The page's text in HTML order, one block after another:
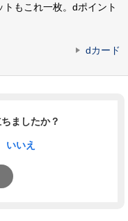
もこれ一枚。dポイント
dカード
ましたか？
いいえ